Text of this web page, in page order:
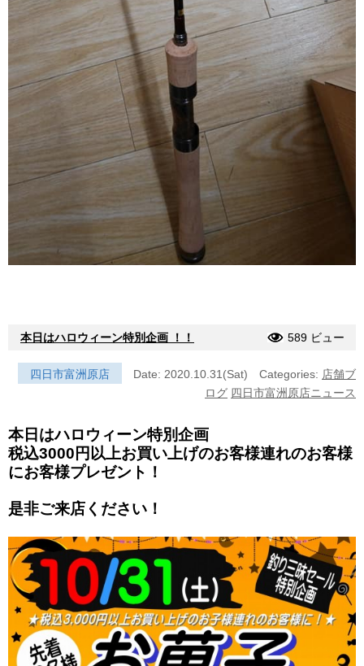
本日はハロウィーン特別企画 ！！ 589 ビュー
四日市富洲原店 Date: 2020.10.31(Sat) Categories: 店舗ブ
ログ 四日市富洲原店ニュース
本日はハロウィーン特別企画
税込3000円以上お買い上げのお客様連れのお客様
にお客様プレゼント！
是非ご来店ください！